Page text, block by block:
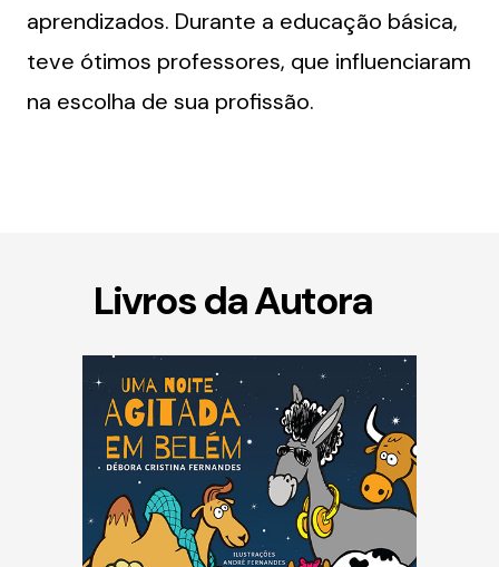
aprendizados. Durante a educação básica,
teve ótimos professores, que influenciaram
na escolha de sua profissão.
Livros da Autora